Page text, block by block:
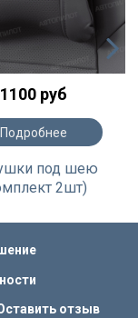
1100 руб
Подробнее
под шею
2шт)
отзыв